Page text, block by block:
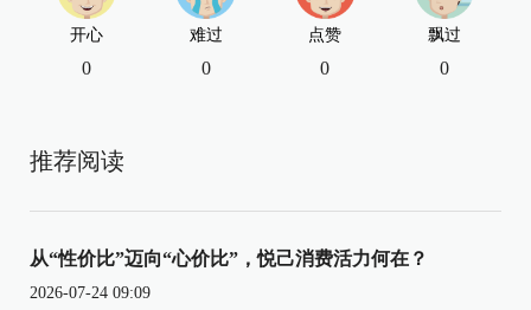
开心
0
难过
0
点赞
0
飘过
0
推荐阅读
从“性价比”迈向“心价比”，悦己消费活力何在？
2026-07-24 09:09